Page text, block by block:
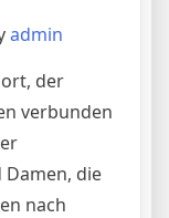
bei
Wetter
admin
der
verbunden
die
nach